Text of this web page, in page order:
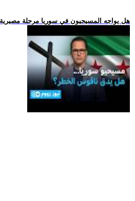
.. هل يواجه المسيحيون في سوريا مرحلة